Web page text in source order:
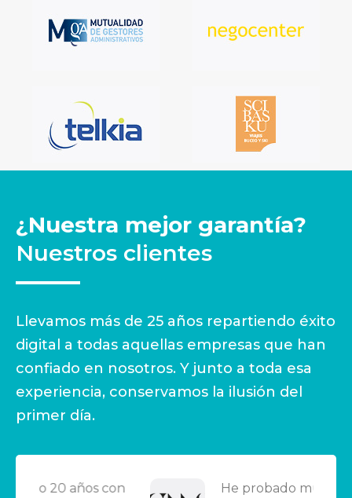
¿Nuestra mejor garantía?
Nuestros clientes
Llevamos más de 25 años repartiendo éxito
digital a todas aquellas empresas que han
confiado en nosotros. Y junto a toda esa
experiencia, conservamos la ilusión del
primer día.
He probado muchos